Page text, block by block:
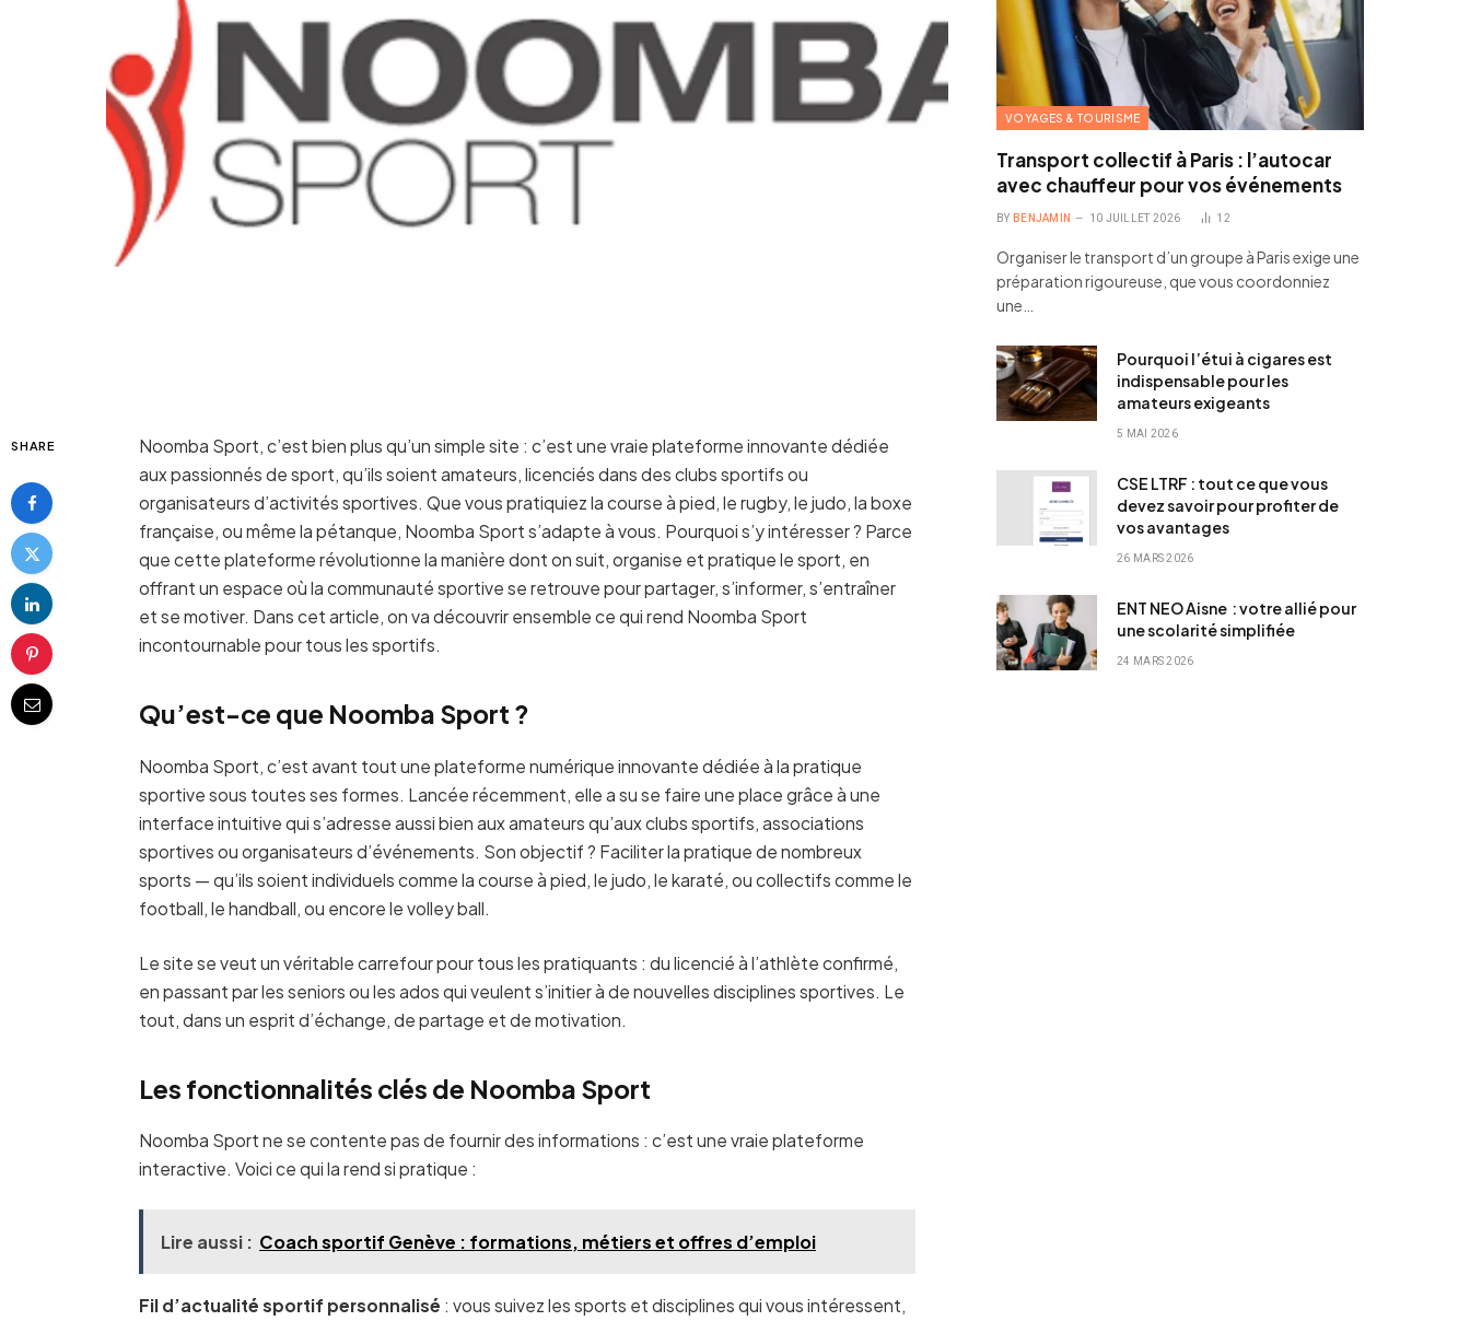
SHARE
Noomba Sport, c’est bien plus qu’un simple site : c’est une vraie plateforme innovante dédiée
aux passionnés de sport, qu’ils soient amateurs, licenciés dans des clubs sportifs ou
organisateurs d’activités sportives. Que vous pratiquiez la course à pied, le rugby, le judo, la boxe
française, ou même la pétanque, Noomba Sport s’adapte à vous. Pourquoi s’y intéresser ? Parce
que cette plateforme révolutionne la manière dont on suit, organise et pratique le sport, en
offrant un espace où la communauté sportive se retrouve pour partager, s’informer, s’entraîner
et se motiver. Dans cet article, on va découvrir ensemble ce qui rend Noomba Sport
incontournable pour tous les sportifs.
Qu’est-ce que Noomba Sport ?
Noomba Sport, c’est avant tout une plateforme numérique innovante dédiée à la pratique
sportive sous toutes ses formes. Lancée récemment, elle a su se faire une place grâce à une
interface intuitive qui s’adresse aussi bien aux amateurs qu’aux clubs sportifs, associations
sportives ou organisateurs d’événements. Son objectif ? Faciliter la pratique de nombreux
sports — qu’ils soient individuels comme la course à pied, le judo, le karaté, ou collectifs comme le
football, le handball, ou encore le volley ball.
Le site se veut un véritable carrefour pour tous les pratiquants : du licencié à l’athlète confirmé,
en passant par les seniors ou les ados qui veulent s’initier à de nouvelles disciplines sportives. Le
tout, dans un esprit d’échange, de partage et de motivation.
Les fonctionnalités clés de Noomba Sport
Noomba Sport ne se contente pas de fournir des informations : c’est une vraie plateforme
interactive. Voici ce qui la rend si pratique :
Lire aussi : Coach sportif Genève : formations, métiers et offres d’emploi
Fil d’actualité sportif personnalisé : vous suivez les sports et disciplines qui vous intéressent,
VOYAGES & TOURISME
Transport collectif à Paris : l’autocar
avec chauffeur pour vos événements
BY BENJAMIN 10 JUILLET 2026 12
Organiser le transport d’un groupe à Paris exige une
préparation rigoureuse, que vous coordonniez
une…
Pourquoi l’étui à cigares est
indispensable pour les
amateurs exigeants
5 MAI 2026
CSE LTRF : tout ce que vous
devez savoir pour profiter de
vos avantages
26 MARS 2026
ENT NEO Aisne : votre allié pour
une scolarité simplifiée
24 MARS 2026